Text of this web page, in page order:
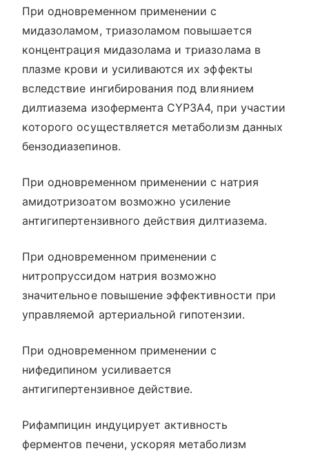
При одновременном применении с
мидазоламом, триазоламом повышается
концентрация мидазолама и триазолама в
плазме крови и усиливаются их эффекты
вследствие ингибирования под влиянием
дилтиазема изофермента CYP3A4, при участии
которого осуществляется метаболизм данных
бензодиазепинов.
При одновременном применении с натрия
амидотризоатом возможно усиление
антигипертензивного действия дилтиазема.
При одновременном применении с
нитропруссидом натрия возможно
значительное повышение эффективности при
управляемой артериальной гипотензии.
При одновременном применении с
нифедипином усиливается
антигипертензивное действие.
Рифампицин индуцирует активность
ферментов печени, ускоряя метаболизм